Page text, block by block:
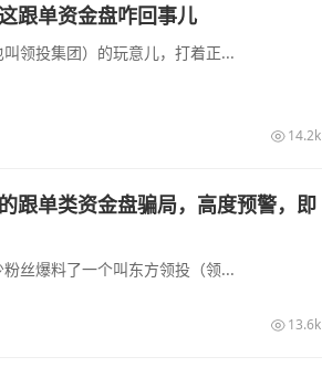
跟单资金盘咋回事儿
领投集团）的玩意儿，打着正...
14.2k
跟单类资金盘骗局，高度预警，即
丝爆料了一个叫东方领投（领...
13.6k